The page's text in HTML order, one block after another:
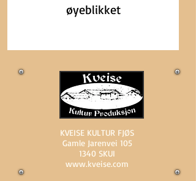
øyeblikket
KVEISE KULTUR FJØS
Gamle Jarenvei 105
1340 SKUI
www.kveise.com